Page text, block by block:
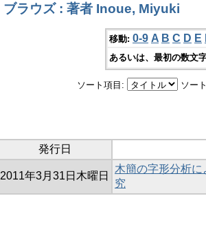
ブラウズ : 著者 Inoue, Miyuki
移動: 0-9 A B C D E
あるいは、最初の数文
ソート項目: ソー
発行日
2011年3月31日木曜日
木簡の字形分析
究